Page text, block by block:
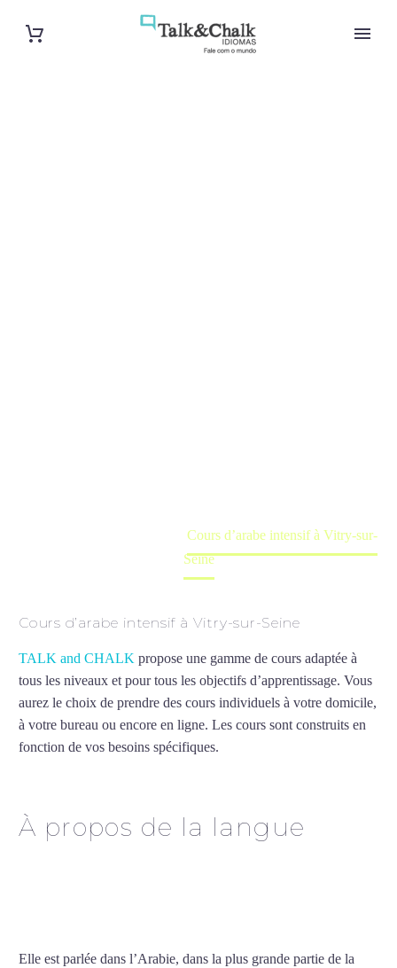
Cours d’arabe intensif à Vitry-sur-
Seine
Cours d’arabe intensif à Vitry-sur-Seine
TALK and CHALK propose une gamme de cours adaptée à
tous les niveaux et pour tous les objectifs d’apprentissage. Vous
aurez le choix de prendre des cours individuels à votre domicile,
à votre bureau ou encore en ligne. Les cours sont construits en
fonction de vos besoins spécifiques.
À propos de la langue
Elle est parlée dans l’Arabie, dans la plus grande partie de la